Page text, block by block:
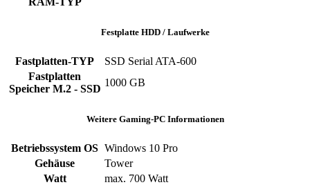
Festplatte HDD / Laufwerke
Fastplatten-TYP
‎SSD ‎Serial ATA-600
Fastplatten
Speicher M.2 - SSD
1000 GB
Weitere Gaming-PC Informationen
Betriebssystem OS Windows 10 Pro
Gehäuse
‎Tower
Watt
max. 700 Watt